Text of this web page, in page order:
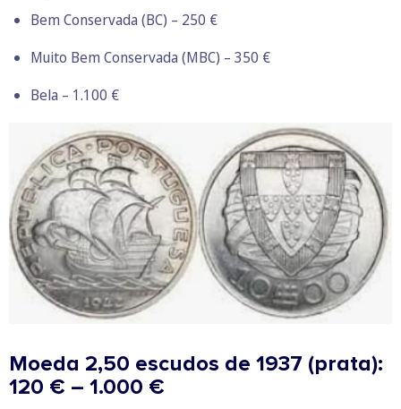
Bem Conservada (BC) – 250 €
Muito Bem Conservada (MBC) – 350 €
Bela – 1.100 €
Moeda 2,50 escudos de 1937 (prata):
120 € – 1.000 €